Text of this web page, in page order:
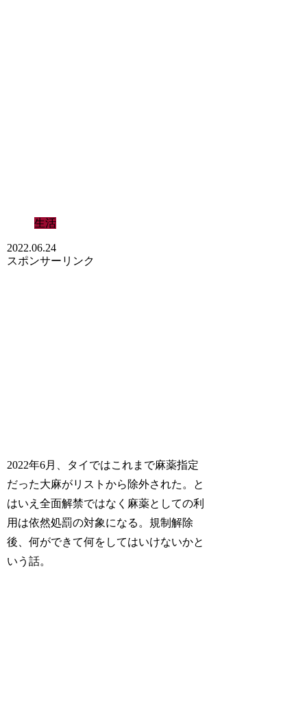
生活
2022.06.24
スポンサーリンク
2022年6月、タイではこれまで麻薬指定
だった大麻がリストから除外された。と
はいえ全面解禁ではなく麻薬としての利
用は依然処罰の対象になる。規制解除
後、何ができて何をしてはいけないかと
いう話。